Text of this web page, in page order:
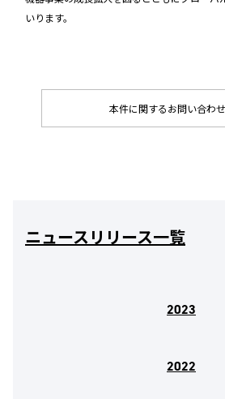
いります。
本件に関するお問い合わ
ニュースリリース一覧
2023
2022